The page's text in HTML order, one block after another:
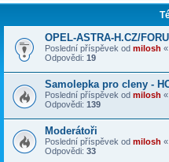
OPEL-ASTRA-H.CZ/
Poslední příspěvek od milosh «
Odpovědi: 19
Samolepka pro cleny -
Poslední příspěvek od milosh «
Odpovědi: 139
Moderátoři
Poslední příspěvek od milosh «
Odpovědi: 33